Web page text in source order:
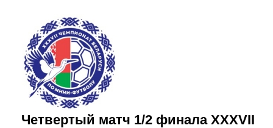
Четвертый матч 1/2 финала XXXVII